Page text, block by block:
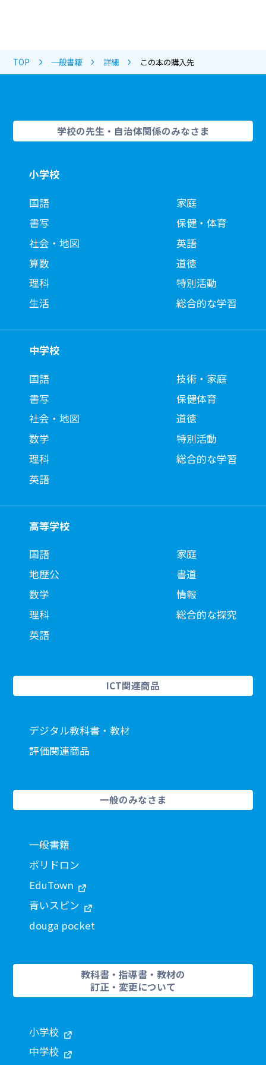
TOP 一般書籍 詳細 この本の購入先
学校の先生・自治体関係のみなさま
小学校
国語
書写
社会・地図
算数
理科
生活
家庭
保健・体育
英語
道徳
特別活動
総合的な学習
中学校
国語
書写
社会・地図
数学
理科
英語
技術・家庭
保健体育
道徳
特別活動
総合的な学習
高等学校
国語
地歴公
数学
理科
英語
家庭
書道
情報
総合的な探究
ICT関連商品
デジタル教科書・教材
評価関連商品
一般のみなさま
一般書籍
ポリドロン
EduTown
青いスピン
douga pocket
教科書・指導書・教材の
訂正・変更について
小学校
中学校